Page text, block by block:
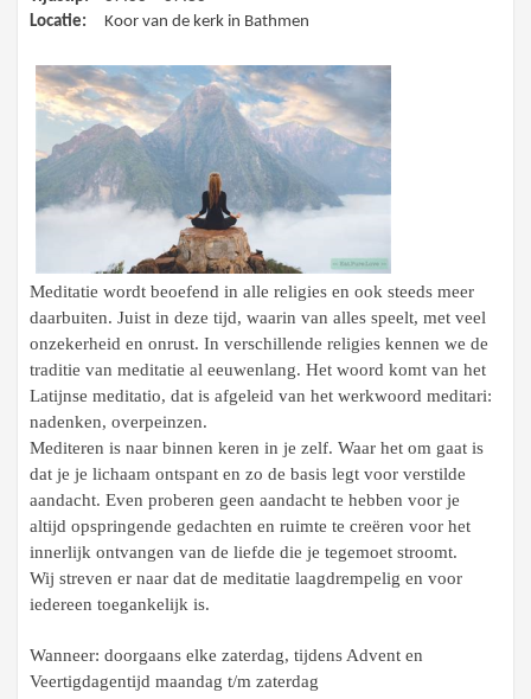
Locatie:
Koor van de kerk in Bathmen
Meditatie wordt beoefend in alle religies en ook steeds meer
daarbuiten. Juist in deze tijd, waarin van alles speelt, met veel
onzekerheid en onrust. In verschillende religies kennen we de
traditie van meditatie al eeuwenlang. Het woord komt van het
Latijnse meditatio, dat is afgeleid van het werkwoord meditari:
nadenken, overpeinzen.
Mediteren is naar binnen keren in je zelf. Waar het om gaat is
dat je je lichaam ontspant en zo de basis legt voor verstilde
aandacht. Even proberen geen aandacht te hebben voor je
altijd opspringende gedachten en ruimte te creëren voor het
innerlijk ontvangen van de liefde die je tegemoet stroomt.
Wij streven er naar dat de meditatie laagdrempelig en voor
iedereen toegankelijk is.
Wanneer: doorgaans elke zaterdag, tijdens Advent en
Veertigdagentijd maandag t/m zaterdag